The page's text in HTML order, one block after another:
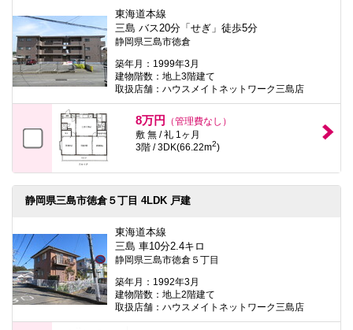
東海道本線
三島 バス20分「せぎ」徒歩5分
静岡県三島市徳倉
築年月：1999年3月
建物階数：地上3階建て
取扱店舗：ハウスメイトネットワーク三島店
8万円
（管理費なし）
敷 無 / 礼 1ヶ月
3階 / 3DK(66.22m2)
静岡県三島市徳倉５丁目 4LDK 戸建
東海道本線
三島 車10分2.4キロ
静岡県三島市徳倉５丁目
築年月：1992年3月
建物階数：地上2階建て
取扱店舗：ハウスメイトネットワーク三島店